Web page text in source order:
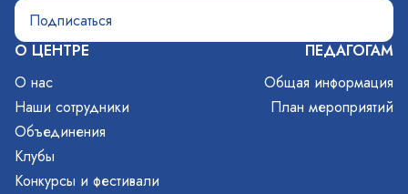
О ЦЕНТРЕ
О нас
Наши сотрудники
Объединения
Клубы
Конкурсы и фестивали
ПЕДАГОГАМ
Общая информация
План мероприятий